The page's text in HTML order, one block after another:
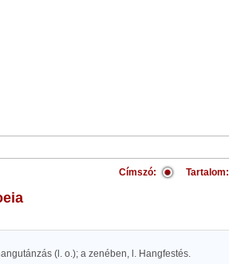
Címszó: Tartalom:
(l. o.); a zenében, l. Hangfestés.